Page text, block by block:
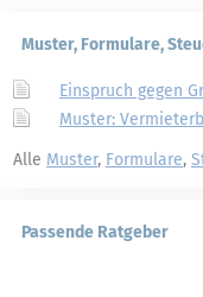
Muster, Formulare,
Einspruch gegen
Muster:
Alle Muster, Formulare,
Passende Ratgeber